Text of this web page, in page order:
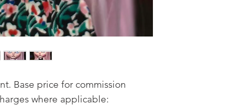
Base price for commission
where applicable: